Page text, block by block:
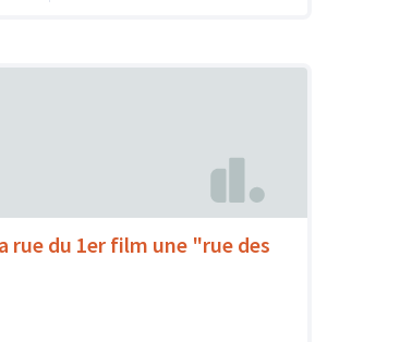
rue du 1er film une "rue des